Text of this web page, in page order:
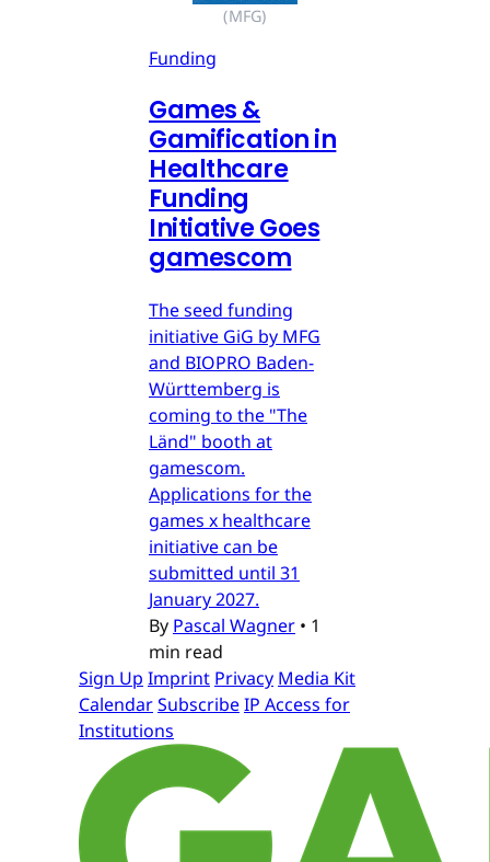
(MFG)
Funding
Games &
Gamification in
Healthcare
Funding
Initiative Goes
gamescom
The seed funding
initiative GiG by MFG
and BIOPRO Baden-
Württemberg is
coming to the "The
Länd" booth at
gamescom.
Applications for the
games x healthcare
initiative can be
submitted until 31
January 2027.
By Pascal Wagner • 1
min read
Sign Up Imprint Privacy Media Kit
CalendarSubscribeIP Access for
Institutions